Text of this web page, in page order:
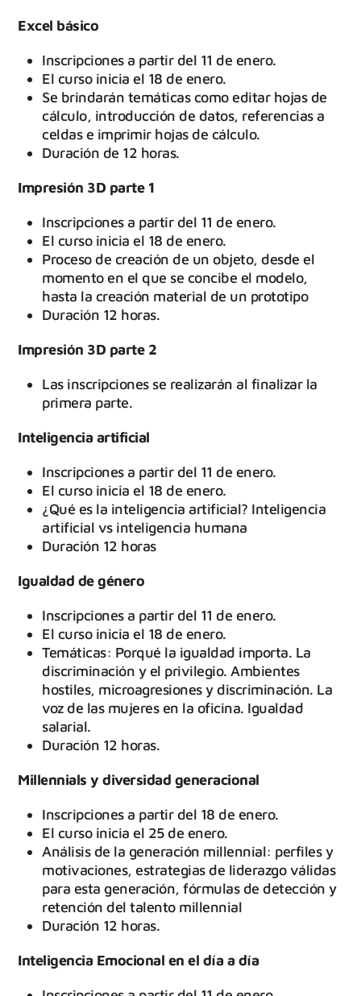
Excel básico
Inscripciones a partir del 11 de enero.
El curso inicia el 18 de enero.
Se brindarán temáticas como editar hojas de
cálculo, introducción de datos, referencias a
celdas e imprimir hojas de cálculo.
Duración de 12 horas.
Impresión 3D parte 1
Inscripciones a partir del 11 de enero.
El curso inicia el 18 de enero.
Proceso de creación de un objeto, desde el
momento en el que se concibe el modelo,
hasta la creación material de un prototipo
Duración 12 horas.
Impresión 3D parte 2
Las inscripciones se realizarán al finalizar la
primera parte.
Inteligencia artificial
Inscripciones a partir del 11 de enero.
El curso inicia el 18 de enero.
¿Qué es la inteligencia artificial? Inteligencia
artificial vs inteligencia humana
Duración 12 horas
Igualdad de género
Inscripciones a partir del 11 de enero.
El curso inicia el 18 de enero.
Temáticas: Porqué la igualdad importa. La
discriminación y el privilegio. Ambientes
hostiles, microagresiones y discriminación. La
voz de las mujeres en la oficina. Igualdad
salarial.
Duración 12 horas.
Millennials y diversidad generacional
Inscripciones a partir del 18 de enero.
El curso inicia el 25 de enero.
Análisis de la generación millennial: perfiles y
motivaciones, estrategias de liderazgo válidas
para esta generación, fórmulas de detección y
retención del talento millennial
Duración 12 horas.
Inteligencia Emocional en el día a día